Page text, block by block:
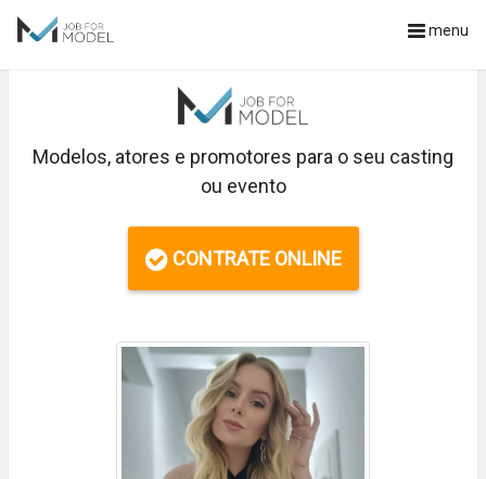
menu
Modelos, atores e promotores para o seu casting
ou evento
CONTRATE ONLINE